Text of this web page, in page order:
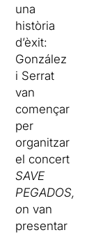
una
història
d’èxit:
González
i Serrat
van
començar
per
organitzar
el concert
SAVE
PEGADOS,
on van
presentar